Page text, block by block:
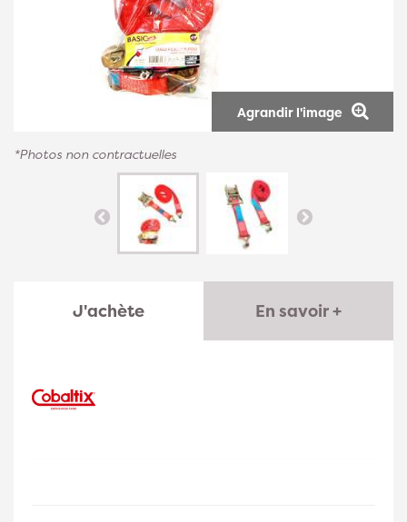
Agrandir l'image
*Photos non contractuelles
J'achète En savoir +